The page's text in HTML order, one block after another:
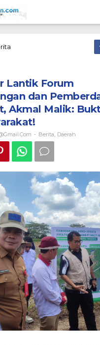
Pengembangan
Pemberdayaan
Masyarakat,
Akmal
Malik:
Buktikan
Pada
Masyarakat!
Lantik Forum
dan
Akmal Malik:
- Berita Daerah